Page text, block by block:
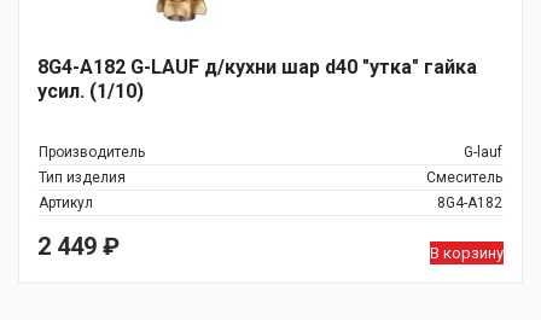
8G4-A182 G-LAUF д/кухни шар d40 "утка" гайка
усил. (1/10)
Производитель
G-lauf
Тип изделия
Смеситель
Артикул
8G4-A182
2 449 ₽ В корзину